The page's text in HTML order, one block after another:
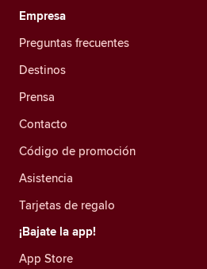
Empresa
Preguntas frecuentes
Destinos
Prensa
Contacto
Código de promoción
Asistencia
Tarjetas de regalo
¡Bajate la app!
App Store